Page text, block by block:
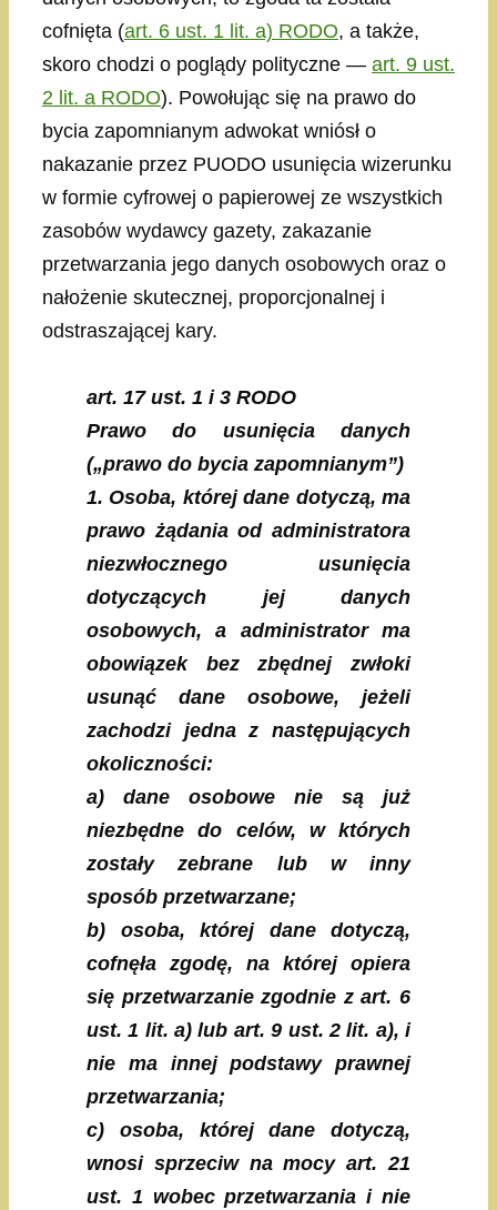
cofnięta (art. 6 ust. 1 lit. a) RODO, a także,
skoro chodzi o poglądy polityczne — art. 9 ust.
2 lit. a RODO). Powołując się na prawo do
bycia zapomnianym adwokat wniósł o
nakazanie przez PUODO usunięcia wizerunku
w formie cyfrowej o papierowej ze wszystkich
zasobów wydawcy gazety, zakazanie
przetwarzania jego danych osobowych oraz o
nałożenie skutecznej, proporcjonalnej i
odstraszającej kary.
art. 17 ust. 1 i 3 RODO
Prawo do usunięcia danych
(„prawo do bycia zapomnianym”)
1. Osoba, której dane dotyczą, ma
prawo żądania od administratora
niezwłocznego usunięcia
dotyczących jej danych
osobowych, a administrator ma
obowiązek bez zbędnej zwłoki
usunąć dane osobowe, jeżeli
zachodzi jedna z następujących
okoliczności:
a) dane osobowe nie są już
niezbędne do celów, w których
zostały zebrane lub w inny
sposób przetwarzane;
b) osoba, której dane dotyczą,
cofnęła zgodę, na której opiera
się przetwarzanie zgodnie z art. 6
ust. 1 lit. a) lub art. 9 ust. 2 lit. a), i
nie ma innej podstawy prawnej
przetwarzania;
c) osoba, której dane dotyczą,
wnosi sprzeciw na mocy art. 21
ust. 1 wobec przetwarzania i nie